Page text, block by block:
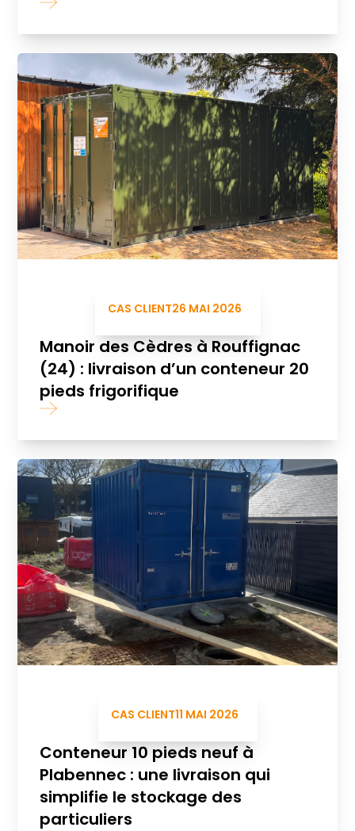
CAS CLIENT26 MAI 2026
Manoir des Cèdres à Rouffignac
(24) : livraison d’un conteneur 20
pieds frigorifique
CAS CLIENT11 MAI 2026
Conteneur 10 pieds neuf à
Plabennec : une livraison qui
simplifie le stockage des
particuliers